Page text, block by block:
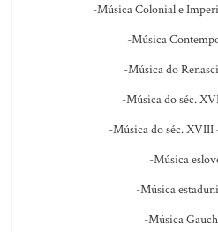
-Música Colonial e
-Música
-Música do
-Música do séc.
-Música do séc. XVIII
-Música
-Música
-Música